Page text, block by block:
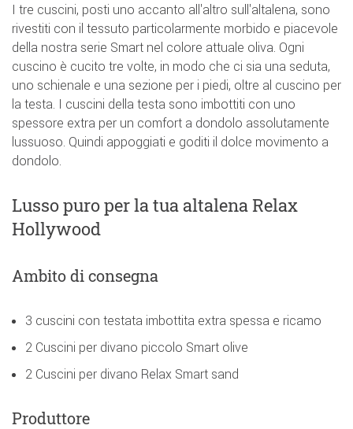
I tre cuscini, posti uno accanto all'altro sull'altalena, sono
rivestiti con il tessuto particolarmente morbido e piacevole
della nostra serie Smart nel colore attuale oliva. Ogni
cuscino è cucito tre volte, in modo che ci sia una seduta,
uno schienale e una sezione per i piedi, oltre al cuscino per
la testa. I cuscini della testa sono imbottiti con uno
spessore extra per un comfort a dondolo assolutamente
lussuoso. Quindi appoggiati e goditi il dolce movimento a
dondolo.
Lusso puro per la tua altalena Relax
Hollywood
Ambito di consegna
3 cuscini con testata imbottita extra spessa e ricamo
2 Cuscini per divano piccolo Smart olive
2 Cuscini per divano Relax Smart sand
Produttore